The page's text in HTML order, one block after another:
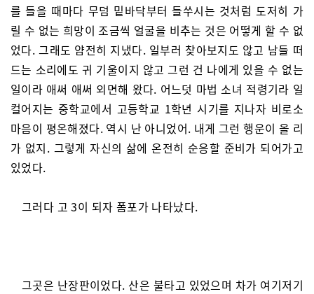
를 들을 때마다 무덤 밑바닥부터 들쑤시는 것처럼 도저히 가
릴 수 없는 희망이 조금씩 얼굴을 비추는 것은 어떻게 할 수 없
었다. 그래도 얌전히 지냈다. 일부러 찾아보지도 않고 남들 떠
드는 소리에도 귀 기울이지 않고 그런 건 나에게 있을 수 없는
일이라 애써 애써 외면해 왔다. 어느덧 마법 소녀 적령기라 일
컬어지는 중학교에서 고등학교 1학년 시기를 지나자 비로소
마음이 평온해졌다. 역시 난 아니었어. 내게 그런 행운이 올 리
가 없지. 그렇게 자신의 삶에 온전히 순응할 준비가 되어가고
있었다.
그러다 고 3이 되자 폼포가 나타났다.
그곳은 난장판이었다. 산은 불타고 있었으며 차가 여기저기